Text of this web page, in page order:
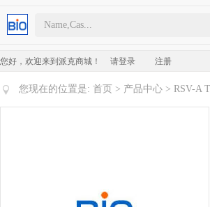
您好，欢迎来到派克商城！ 请登录 注册
您现在的位置是: 首页 > 产品中心 > RSV-A